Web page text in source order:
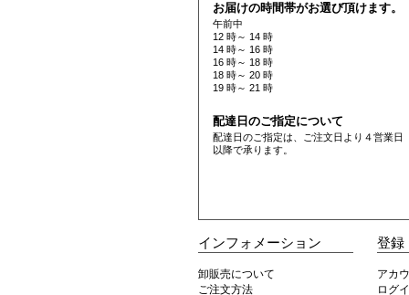
お届けの時間帯がお選び頂けます。
午前中
12 時～ 14 時
14 時～ 16 時
16 時～ 18 時
18 時～ 20 時
19 時～ 21 時
配達日のご指定について
配達日のご指定は、ご注文日より４営業日
以降で承ります。
インフォメーション
卸販売について
ご注文方法
登録
アカ
ログ